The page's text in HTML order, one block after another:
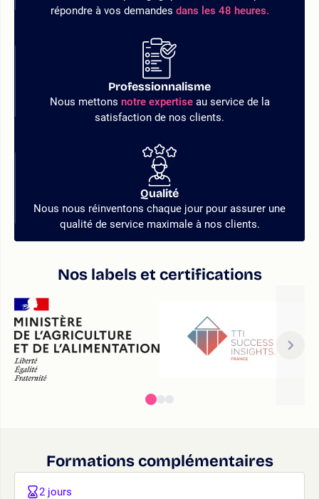
répondre à vos demandes dans les 48 heures.
Professionnalisme
Nous mettons notre expertiseau service de la
satisfaction de nos clients.
Qualité
Nous nous réinventons chaque jour pour assurer une
qualité de service maximale à nos clients.
Nos labels et certifications
Formations complémentaires
2 jours